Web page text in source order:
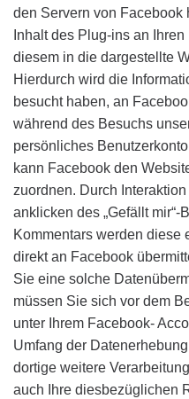
den Servern von Facebook
Inhalt des Plug-ins an
diesem in die dargestellte
Hierdurch wird die
besucht haben, an
während des Besuchs
persönliches
kann Facebook den
zuordnen. Durch
anklicken des „Gefällt
Kommentars werden diese
direkt an Facebook
Sie eine solche
müssen Sie sich vor dem
unter Ihrem Facebook-
Umfang der
dortige weitere
auch Ihre diesbezüglichen